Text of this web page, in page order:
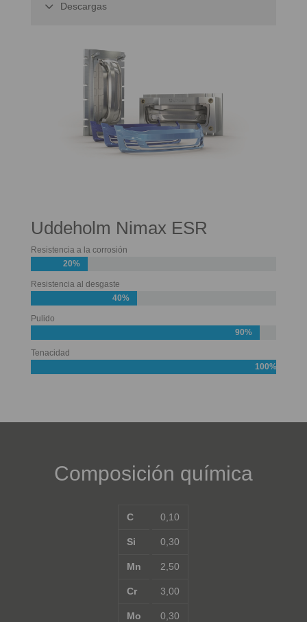
Descargas
Uddeholm Nimax ESR
Resistencia a la corrosión
20%
Resistencia al desgaste
40%
Pulido
90%
Tenacidad
100%
Composición química
C
Si
Mn
Cr
Mo
0,10
0,30
2,50
3,00
0,30